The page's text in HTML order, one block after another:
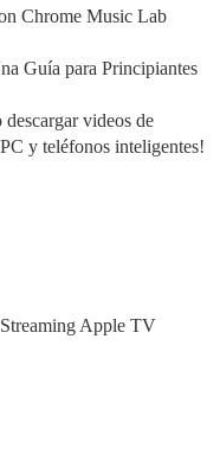
Chrome Music Lab
Guía para Principiantes
videos de
y teléfonos inteligentes!
Apple TV